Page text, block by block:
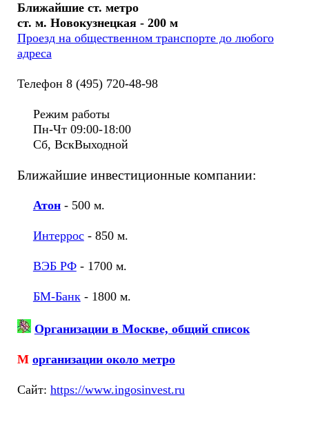
Ближайшие ст. метро
ст. м. Новокузнецкая - 200 м
Проезд на общественном транспорте до любого
адреса
Телефон 8 (495) 720-48-98
Режим работы
Пн-Чт 09:00-18:00
Сб, ВскВыходной
Ближайшие инвестиционные компании:
Атон- 500 м.
Интеррос- 850 м.
ВЭБ РФ- 1700 м.
БМ-Банк- 1800 м.
Организации в Москве, общий список
М организации около метро
Cайт: https://www.ingosinvest.ru